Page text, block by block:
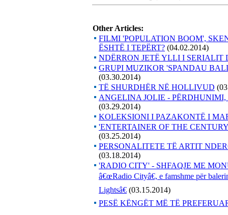
Other Articles:
FILMI 'POPULATION BOOM',
ËSHTË I TEPËRT? (04.02.2014)
NDËRRON JETË YLLI I SERIALIT
GRUPI MUZIKOR 'SPANDAU
(03.30.2014)
TË SHURDHËR NË HOLLIVUD
ANGELINA JOLIE -
(03.29.2014)
KOLEKSIONI I PAZAKONTË I
'ENTERTAINER OF THE
(03.25.2014)
PERSONALITETE TË ARTIT
(03.18.2014)
'RADIO CITY' - SHFAQJE ME
â€œRadio Cityâ€, e famshme për
Lightsâ€ (03.15.2014)
PESË KËNGËT MË TË